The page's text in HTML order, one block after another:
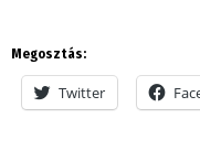
Megosztás:
Twitter